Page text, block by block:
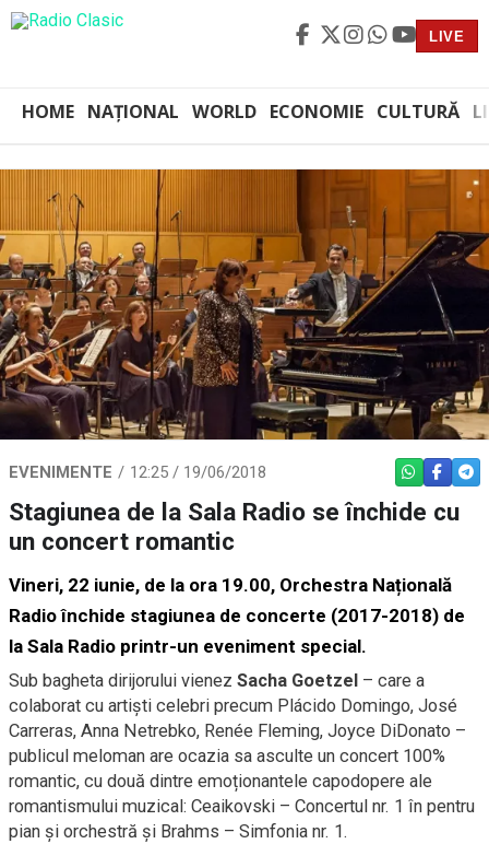
LIVE
HOME NAȚIONAL WORLD ECONOMIE CULTURĂ
EVENIMENTE 12:25 / 19/06/2018 WHATSAPP
Stagiunea de la Sala Radio se închide cu
un concert romantic
Vineri, 22 iunie, de la ora 19.00, Orchestra Națională
Radio închide stagiunea de concerte (2017-2018) de
la Sala Radio printr-un eveniment special.
Sub bagheta dirijorului vienez Sacha Goetzel – care a
colaborat cu artiști celebri precum Plácido Domingo, José
Carreras, Anna Netrebko, Renée Fleming, Joyce DiDonato –
publicul meloman are ocazia sa asculte un concert 100%
romantic, cu două dintre emoționantele capodopere ale
romantismului muzical: Ceaikovski – Concertul nr. 1 în pentru
pian şi orchestră și Brahms – Simfonia nr. 1.